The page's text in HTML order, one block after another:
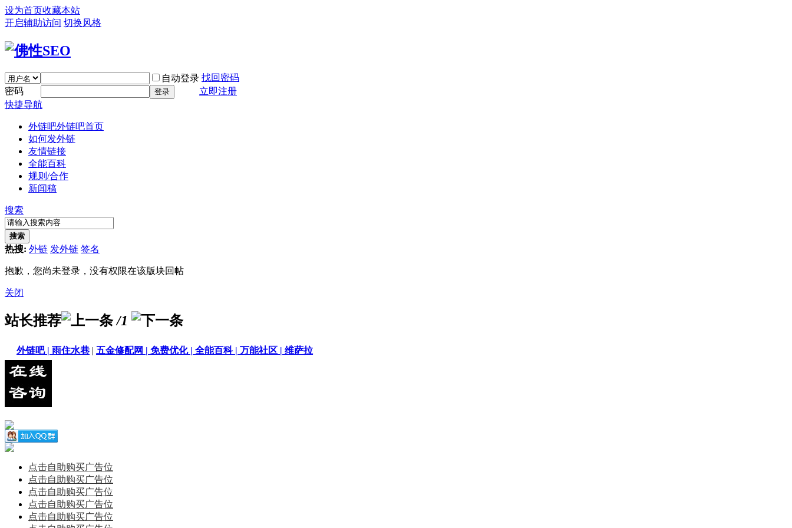
设为首页收藏本站
开启辅助访问 切换风格
自动登录 找回密码
密码
登录
立即注册
快捷导航
外链吧外链吧首页
如何发外链
友情链接
全能百科
规则/合作
新闻稿
搜索
搜索
热搜: 外链 发外链 签名
抱歉，您尚未登录，没有权限在该版块回帖
关闭
站长推荐 /1
外链吧 | 雨住水巷 | 五金修配网 | 免费优化 | 全能百科 | 万能社区 | 维萨拉
点击自助购买广告位
点击自助购买广告位
点击自助购买广告位
点击自助购买广告位
点击自助购买广告位